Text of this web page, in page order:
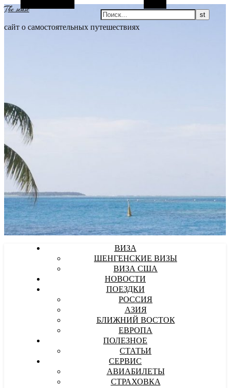
The sense
сайт о самостоятельных путешествиях
ВИЗА
ШЕНГЕНСКИЕ ВИЗЫ
ВИЗА США
НОВОСТИ
ПОЕЗДКИ
РОССИЯ
АЗИЯ
БЛИЖНИЙ ВОСТОК
ЕВРОПА
ПОЛЕЗНОЕ
СТАТЬИ
СЕРВИС
АВИАБИЛЕТЫ
СТРАХОВКА